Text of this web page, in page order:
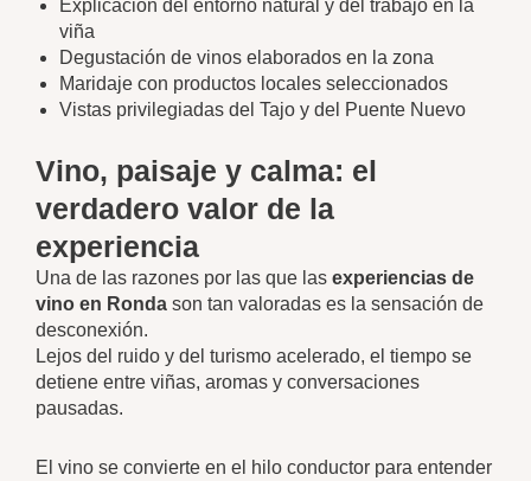
Explicación del entorno natural y del trabajo en la
viña
Degustación de vinos elaborados en la zona
Maridaje con productos locales seleccionados
Vistas privilegiadas del Tajo y del Puente Nuevo
Vino, paisaje y calma: el
verdadero valor de la
experiencia
Una de las razones por las que las experiencias de
vino en Ronda son tan valoradas es la sensación de
desconexión.
Lejos del ruido y del turismo acelerado, el tiempo se
detiene entre viñas, aromas y conversaciones
pausadas.
El vino se convierte en el hilo conductor para entender